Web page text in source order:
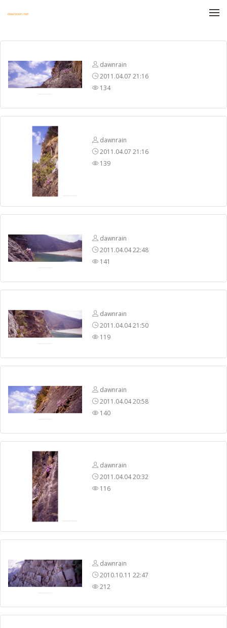
dawnrain
2011.04.07 21:16
134
dawnrain
2011.04.07 21:16
139
dawnrain
2011.04.04 22:48
141
dawnrain
2011.04.04 21:50
119
dawnrain
2011.04.04 20:58
140
dawnrain
2011.04.04 20:32
116
dawnrain
2010.10.11 22:47
212